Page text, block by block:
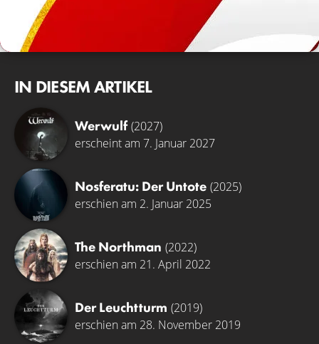
IN DIESEM ARTIKEL
Werwulf (2027)
erscheint am 7. Januar 2027
Nosferatu: Der Untote (2025)
erschien am 2. Januar 2025
The Northman (2022)
erschien am 21. April 2022
Der Leuchtturm (2019)
erschien am 28. November 2019